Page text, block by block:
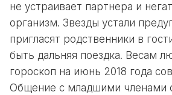
не устраивает партнера и
организм. Звезды устали
пригласят родственники в
быть дальняя поездка. Весам
гороскоп на июнь 2018 года
Общение с младшими членами